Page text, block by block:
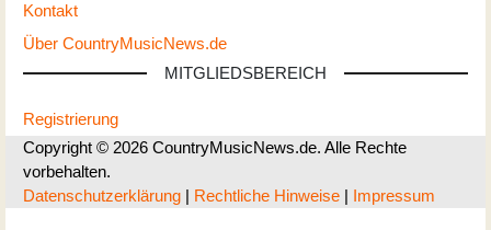
Kontakt
Über CountryMusicNews.de
MITGLIEDSBEREICH
Registrierung
Copyright © 2026 CountryMusicNews.de. Alle Rechte
vorbehalten.
Datenschutzerklärung | Rechtliche Hinweise | Impressum